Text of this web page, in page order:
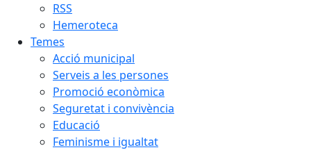
RSS
Hemeroteca
Temes
Acció municipal
Serveis a les persones
Promoció econòmica
Seguretat i convivència
Educació
Feminisme i igualtat